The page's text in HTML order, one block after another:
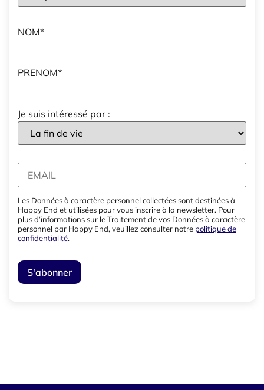
Je suis intéressé par :
Les Données à caractère personnel collectées sont destinées à
Happy End et utilisées pour vous inscrire à la newsletter. Pour
plus d’informations sur le Traitement de vos Données à caractère
personnel par Happy End, veuillez consulter notre politique de
confidentialité.